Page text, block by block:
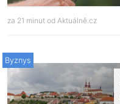
za 21 minut od Aktuálně.cz
Byznys